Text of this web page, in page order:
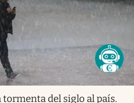
tormenta del siglo al país.